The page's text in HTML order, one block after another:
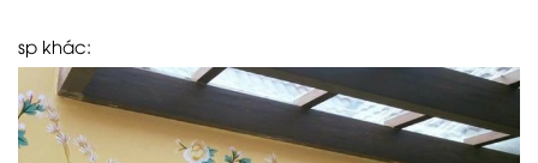
sp khác: